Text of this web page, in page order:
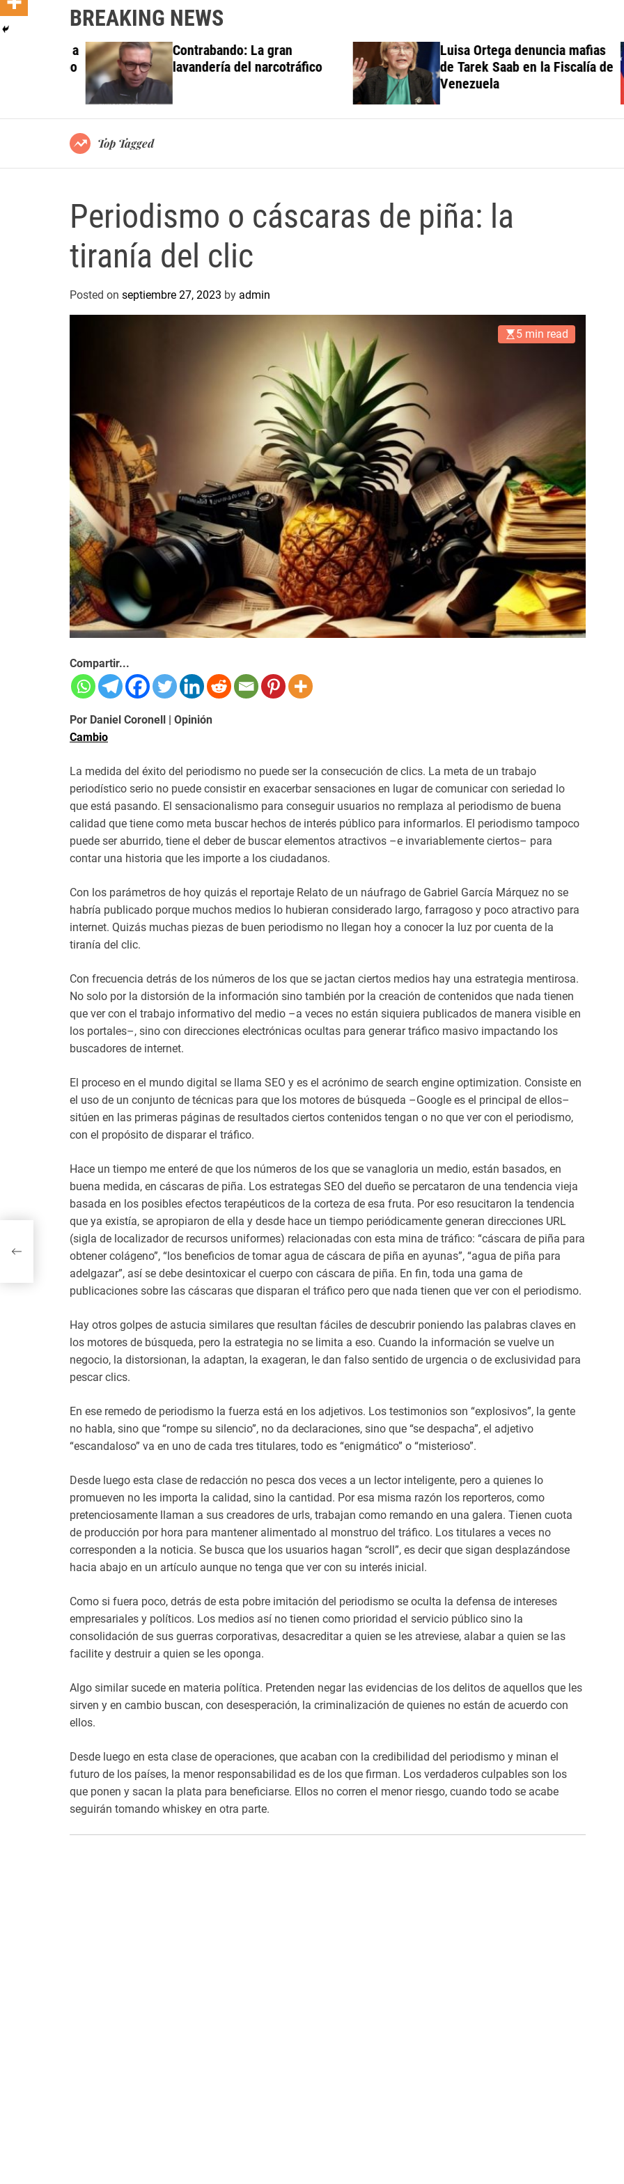
BREAKING NEWS
Contrabando: La gran
lavandería del narcotráfico
Luisa Ortega denuncia mafias
de Tarek Saab en la Fiscalía de
Venezuela
Top Tagged
Periodismo o cáscaras de piña: la
tiranía del clic
Posted on septiembre 27, 2023 by admin
5 min read
Compartir...
Por Daniel Coronell | Opinión
Cambio
La medida del éxito del periodismo no puede ser la consecución de clics. La meta de un trabajo
periodístico serio no puede consistir en exacerbar sensaciones en lugar de comunicar con seriedad lo
que está pasando. El sensacionalismo para conseguir usuarios no remplaza al periodismo de buena
calidad que tiene como meta buscar hechos de interés público para informarlos. El periodismo tampoco
puede ser aburrido, tiene el deber de buscar elementos atractivos –e invariablemente ciertos– para
contar una historia que les importe a los ciudadanos.
Con los parámetros de hoy quizás el reportaje Relato de un náufrago de Gabriel García Márquez no se
habría publicado porque muchos medios lo hubieran considerado largo, farragoso y poco atractivo para
internet. Quizás muchas piezas de buen periodismo no llegan hoy a conocer la luz por cuenta de la
tiranía del clic.
Con frecuencia detrás de los números de los que se jactan ciertos medios hay una estrategia mentirosa.
No solo por la distorsión de la información sino también por la creación de contenidos que nada tienen
que ver con el trabajo informativo del medio –a veces no están siquiera publicados de manera visible en
los portales–, sino con direcciones electrónicas ocultas para generar tráfico masivo impactando los
buscadores de internet.
El proceso en el mundo digital se llama SEO y es el acrónimo de search engine optimization. Consiste en
el uso de un conjunto de técnicas para que los motores de búsqueda –Google es el principal de ellos–
sitúen en las primeras páginas de resultados ciertos contenidos tengan o no que ver con el periodismo,
con el propósito de disparar el tráfico.
Hace un tiempo me enteré de que los números de los que se vanagloria un medio, están basados, en
buena medida, en cáscaras de piña. Los estrategas SEO del dueño se percataron de una tendencia vieja
basada en los posibles efectos terapéuticos de la corteza de esa fruta. Por eso resucitaron la tendencia
que ya existía, se apropiaron de ella y desde hace un tiempo periódicamente generan direcciones URL
(sigla de localizador de recursos uniformes) relacionadas con esta mina de tráfico: “cáscara de piña para
obtener colágeno”, “los beneficios de tomar agua de cáscara de piña en ayunas”, “agua de piña para
adelgazar”, así se debe desintoxicar el cuerpo con cáscara de piña. En fin, toda una gama de
publicaciones sobre las cáscaras que disparan el tráfico pero que nada tienen que ver con el periodismo.
Hay otros golpes de astucia similares que resultan fáciles de descubrir poniendo las palabras claves en
los motores de búsqueda, pero la estrategia no se limita a eso. Cuando la información se vuelve un
negocio, la distorsionan, la adaptan, la exageran, le dan falso sentido de urgencia o de exclusividad para
pescar clics.
En ese remedo de periodismo la fuerza está en los adjetivos. Los testimonios son “explosivos”, la gente
no habla, sino que “rompe su silencio”, no da declaraciones, sino que “se despacha”, el adjetivo
“escandaloso” va en uno de cada tres titulares, todo es “enigmático” o “misterioso”.
Desde luego esta clase de redacción no pesca dos veces a un lector inteligente, pero a quienes lo
promueven no les importa la calidad, sino la cantidad. Por esa misma razón los reporteros, como
pretenciosamente llaman a sus creadores de urls, trabajan como remando en una galera. Tienen cuota
de producción por hora para mantener alimentado al monstruo del tráfico. Los titulares a veces no
corresponden a la noticia. Se busca que los usuarios hagan “scroll”, es decir que sigan desplazándose
hacia abajo en un artículo aunque no tenga que ver con su interés inicial.
Como si fuera poco, detrás de esta pobre imitación del periodismo se oculta la defensa de intereses
empresariales y políticos. Los medios así no tienen como prioridad el servicio público sino la
consolidación de sus guerras corporativas, desacreditar a quien se les atreviese, alabar a quien se las
facilite y destruir a quien se les oponga.
Algo similar sucede en materia política. Pretenden negar las evidencias de los delitos de aquellos que les
sirven y en cambio buscan, con desesperación, la criminalización de quienes no están de acuerdo con
ellos.
Desde luego en esta clase de operaciones, que acaban con la credibilidad del periodismo y minan el
futuro de los países, la menor responsabilidad es de los que firman. Los verdaderos culpables son los
que ponen y sacan la plata para beneficiarse. Ellos no corren el menor riesgo, cuando todo se acabe
seguirán tomando whiskey en otra parte.
la